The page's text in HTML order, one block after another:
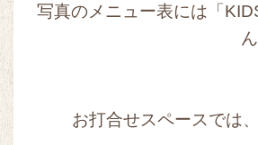
写真のメニュー表には「
お打合せスペースでは